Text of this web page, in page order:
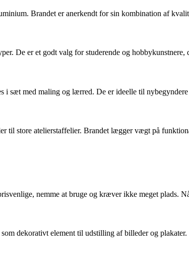
Brandet er anerkendt for sin kombination af
De er et godt valg for studerende og
i sæt med maling og lærred. De er ideelle til
til store atelierstaffelier. Brandet lægger vægt på
nemme at bruge og kræver ikke meget plads.
dekorativt element til udstilling af billeder og plakater.